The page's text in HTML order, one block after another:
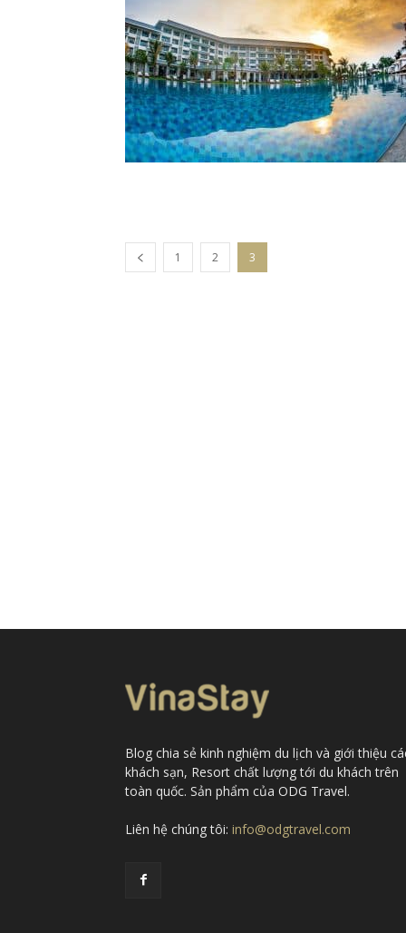
1 2 3
Blog chia sẻ kinh nghiệm du lịch và giới thiệu
khách sạn, Resort chất lượng tới du khách trên
toàn quốc. Sản phẩm của ODG Travel.
Liên hệ chúng tôi: info@odgtravel.com